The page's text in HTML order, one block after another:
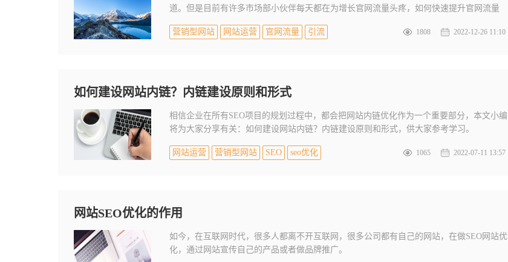
道。但是目前有许多市场部小伙伴每天都在为增长官网流量头疼，如何快速提升官网流量
营销型网站
网站运营 官网流量 引流 1808 2022-12-26 11:10
如何建设网站内链？内链建设原则和形式
相信企业在所有SEO项目的规划过程中，都会把网站内链优化作为一个重要部分，本文小编
将为大家分享有关：如何建设网站内链？内链建设原则和形式，供大家参考学习。
网站运营 营销型网站 SEO seo优化 1065 2022-07-11 13:57
网站SEO优化的作用
如今，在互联网时代，很多人都离不开互联网，很多公司都有自己的网站，在做SEO网站优
化，通过网站宣传自己的产品或者做品牌推广。